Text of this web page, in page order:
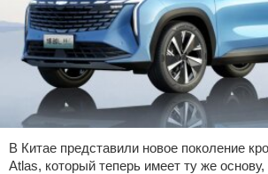
В Китае представили новое поколение
Atlas, который теперь имеет ту же